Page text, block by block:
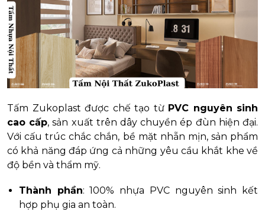
Tấm Zukoplast được chế tạo từ PVC nguyên sinh
cao cấp, sản xuất trên dây chuyền ép đùn hiện đại.
Với cấu trúc chắc chắn, bề mặt nhẵn mịn, sản phẩm
có khả năng đáp ứng cả những yêu cầu khắt khe về
độ bền và thẩm mỹ.
Thành phần: 100% nhựa PVC nguyên sinh kết
hợp phụ gia an toàn.